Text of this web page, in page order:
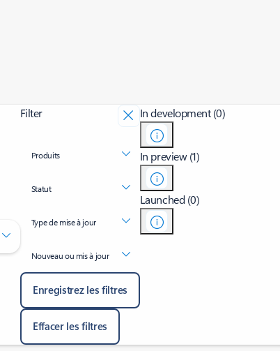
Filter
Produits
Statut
Type de mise à jour
Nouveau ou mis à jour
Enregistrez les filtres
Effacer les filtres
In development (0)
In preview (1)
Launched (0)